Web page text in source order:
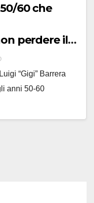
60 che
perdere il
Servizio di
“Gigi” Barrera
anni 50-60